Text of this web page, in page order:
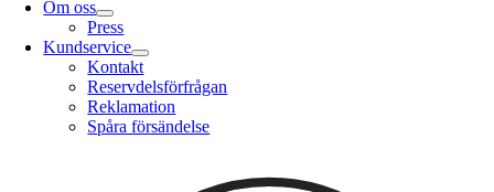
Om oss
Press
Kundservice
Kontakt
Reservdelsförfrågan
Reklamation
Spåra försändelse